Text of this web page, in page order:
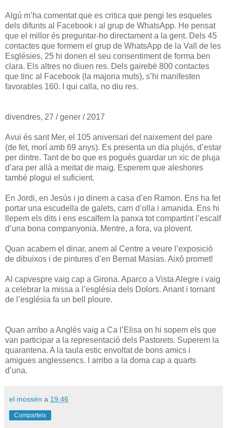
Algú m’ha comentat que es critica que pengi les esqueles
dels difunts al Facebook i al grup de WhatsApp. He pensat
que el millor és preguntar-ho directament a la gent. Dels 45
contactes que formem el grup de WhatsApp de la Vall de les
Esglésies, 25 hi donen el seu consentiment de forma ben
clara. Els altres no diuen res. Dels gairebé 800 contactes
que tinc al Facebook (la majoria muts), s’hi manifesten
favorables 160. I qui calla, no diu res.
divendres, 27 / gener / 2017
Avui és sant Mer, el 105 aniversari del naixement del pare
(de fet, morí amb 69 anys). Es presenta un dia plujós, d’estar
per dintre. Tant de bo que es pogués guardar un xic de pluja
d’ara per allà a meitat de maig. Esperem que aleshores
també plogui el suficient.
En Jordi, en Jesús i jo dinem a casa d’en Ramon. Ens ha fet
portar una escudella de galets, carn d’olla i amanida. Ens hi
llepem els dits i ens escalfem la panxa tot compartint l’escalf
d’una bona companyonia. Mentre, a fora, va plovent.
Quan acabem el dinar, anem al Centre a veure l’exposició
de dibuixos i de pintures d’en Bernat Masias. Això promet!
Al capvespre vaig cap a Girona. Aparco a Vista Alegre i vaig
a celebrar la missa a l’església dels Dolors. Anant i tornant
de l’església fa un bell ploure.
Quan arribo a Anglès vaig a Ca l’Elisa on hi sopem els que
van participar a la representació dels Pastorets. Superem la
quarantena. A la taula estic envoltat de bons amics i
amigues anglessencs. I arribo a la doma cap a quarts
d’una.
el mossèn a 19:46
Comparteix